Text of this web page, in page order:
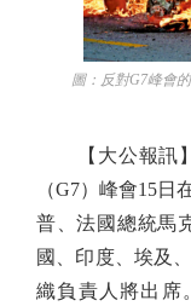
圖：反對G7峰會的
【大公報訊】
（G7）峰會15
普、法國總統馬
國、印度、埃及
織負責人將出席